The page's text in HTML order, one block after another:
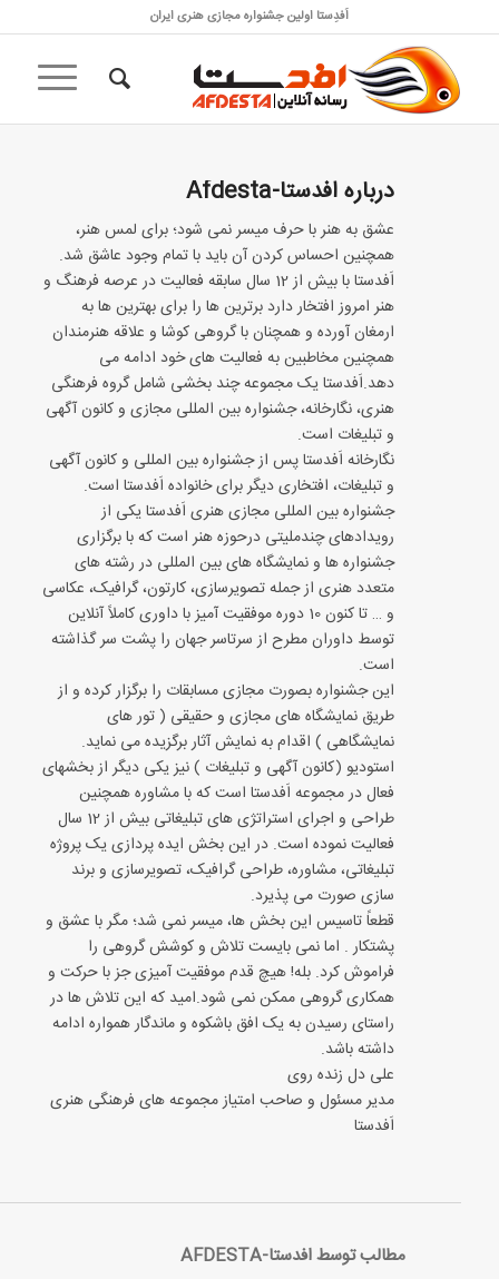
اَفدِستا اولین جشنواره مجازی هنری ایران
دربارهافدستا-Afdesta
عشق به هنر با حرف میسر نمی شود؛ برای لمس هنر،
همچنین احساس کردن آن باید با تمام وجود عاشق شد.
اَفدستا با بیش از 12 سال سابقه فعالیت در عرصه فرهنگ و
هنر امروز افتخار دارد برترین ها را برای بهترین ها به
ارمغان آورده و همچنان با گروهی کوشا و علاقه هنرمندان
همچنین مخاطبین به فعالیت های خود ادامه می
دهد.اَفدستا یک مجموعه چند بخشی شامل گروه فرهنگی
هنری، نگارخانه، جشنواره بین المللی مجازی و کانون آگهی
و تبلیغات است.
نگارخانه اَفدستا پس از جشنواره بین المللی و کانون آگهی
و تبلیغات، افتخاری دیگر برای خانواده اَفدستا است.
جشنواره بین المللی مجازی هنری اَفدستا یکی از
رویدادهای چندملیتی درحوزه هنر است که با برگزاری
جشنواره ها و نمایشگاه های بین المللی در رشته های
متعدد هنری از جمله تصویرسازی، کارتون، گرافیک، عکاسی
و … تا کنون 10 دوره موفقیت آمیز با داوری کاملاً آنلاین
توسط داوران مطرح از سرتاسر جهان را پشت سر گذاشته
است.
این جشنواره بصورت مجازی مسابقات را برگزار کرده و از
طریق نمایشگاه های مجازی و حقیقی ( تور های
نمایشگاهی ) اقدام به نمایش آثار برگزیده می نماید.
استودیو (کانون آگهی و تبلیغات ) نیز یکی دیگر از بخشهای
فعال در مجموعه اَفدستا است که با مشاوره همچنین
طراحی و اجرای استراتژی های تبلیغاتی بیش از 12 سال
فعالیت نموده است. در این بخش ایده پردازی یک پروژه
تبلیغاتی، مشاوره، طراحی گرافیک، تصویرسازی و برند
سازی صورت می پذیرد.
قطعاً تاسیس این بخش ها، میسر نمی شد؛ مگر با عشق و
پشتکار . اما نمی بایست تلاش و کوشش گروهی را
فراموش کرد. بله! هیچ قدم موفقیت آمیزی جز با حرکت و
همکاری گروهی ممکن نمی شود.امید که این تلاش ها در
راستای رسیدن به یک افق باشکوه و ماندگار همواره ادامه
داشته باشد.
علی دل زنده روی
مدیر مسئول و صاحب امتیاز مجموعه های فرهنگی هنری
اَفدستا
مطالب توسط افدستا-AFDESTA